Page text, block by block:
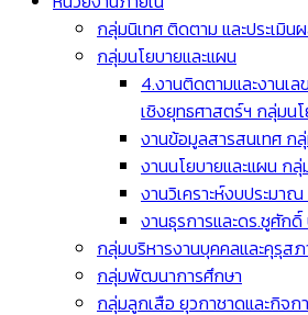
กลุ่มนิเทศ ติดตาม และประเมิน
กลุ่มนโยบายและแผน
4.งานติดตามและงานเ
เชิงยุทธศาสตร์ฯ กลุ่มน
งานข้อมูลสารสนเทศ ก
งานนโยบายและแผน ก
งานวิเคราะห์งบประมา
งานธุรการและดร.ชูศักดิ์
กลุ่มบริหารงานบุคคลและคุรุสภ
กลุ่มพัฒนาการศึกษา
กลุ่มลูกเสือ ยุวกาชาดและกิจก